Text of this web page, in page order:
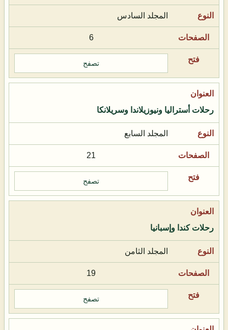
المجلد السادس
6
تصفح
رحلات أستراليا ونيوزيلاندا وسريلانكا
المجلد السابع
21
تصفح
رحلات كندا وإسبانيا
المجلد الثامن
19
تصفح